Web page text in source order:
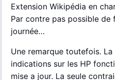
Extension Wikipédia en
Par contre pas possible de
journée…
Une remarque toutefois.
indications sur les HP
mise a jour. La seule